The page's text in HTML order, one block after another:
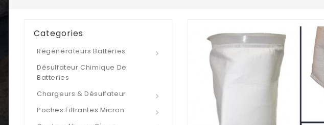
Categories
Régénérateurs Batteries
Désulfateur Chimique De
Batteries
Chargeurs & Désulfateur
Poches Filtrantes Micron